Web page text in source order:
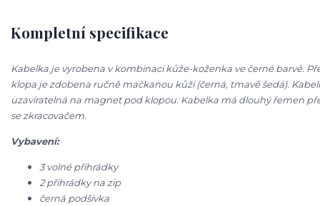
Kompletní specifikace
Kabelka je vyrobena v kombinaci kůže-koženka ve černé barvě.
klopa je zdobena ručně mačkanou kůží (černá, tmavě šedá).
uzavíratelná na magnet pod klopou. Kabelka má dlouhý řemen
se zkracovačem.
Vybavení:
3 volné přihrádky
2 přihrádky na zip
černá podšívka